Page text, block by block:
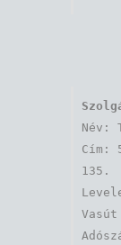
Név:
Cím:
135.